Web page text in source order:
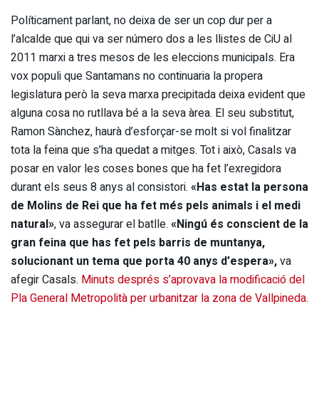
Políticament parlant, no deixa de ser un cop dur per a
l’alcalde que qui va ser número dos a les llistes de CiU al
2011 marxi a tres mesos de les eleccions municipals. Era
vox populi que Santamans no continuaria la propera
legislatura però la seva marxa precipitada deixa evident que
alguna cosa no rutllava bé a la seva àrea. El seu substitut,
Ramon Sànchez, haurà d’esforçar-se molt si vol finalitzar
tota la feina que s’ha quedat a mitges. Tot i això, Casals va
posar en valor les coses bones que ha fet l’exregidora
durant els seus 8 anys al consistori. «Has estat la persona
de Molins de Rei que ha fet més pels animals i el medi
natural», va assegurar el batlle. «Ningú és conscient de la
gran feina que has fet pels barris de muntanya,
solucionant un tema que porta 40 anys d’espera»,va
afegir Casals. Minuts després s’aprovava la modificació del
Pla General Metropolità per urbanitzar la zona de Vallpineda.